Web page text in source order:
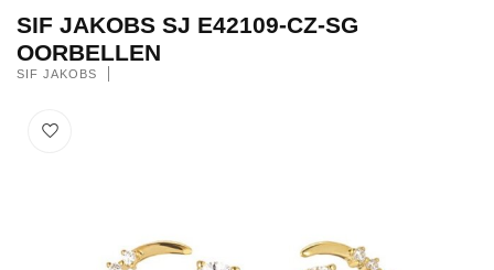
SIF JAKOBS SJ E42109-CZ-SG
OORBELLEN
SIF JAKOBS